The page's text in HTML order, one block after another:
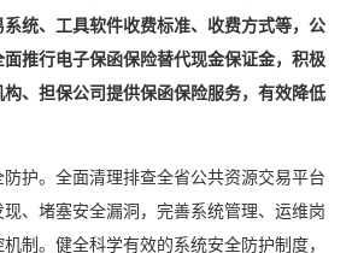
统、工具软件收费标准、收费方式等，公
推行电子保函保险替代现金保证金，积极
、担保公司提供保函保险服务，有效降低
防护。全面清理排查全省公共资源交易平台
、堵塞安全漏洞，完善系统管理、运维岗
制。健全科学有效的系统安全防护制度，